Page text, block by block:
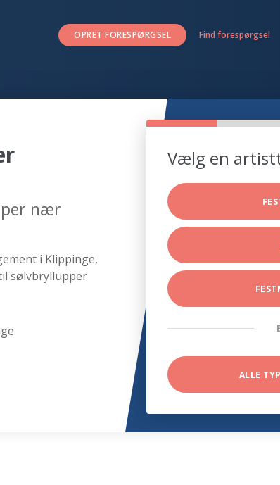
OPRET FORESPØRGSEL Find forespørgsel
nær
i Klippinge,
sølvbryllupper
Vælg en
ALLE